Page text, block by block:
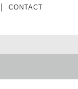
CONTACT